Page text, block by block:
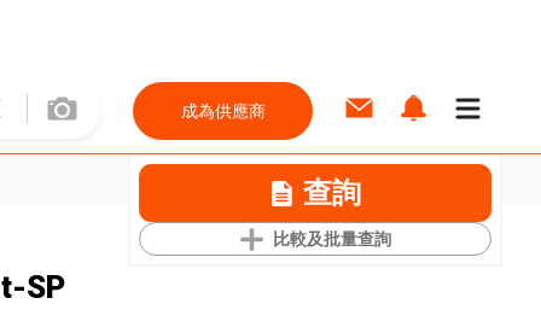
成為供應商
查詢
比較及批量查詢
SP